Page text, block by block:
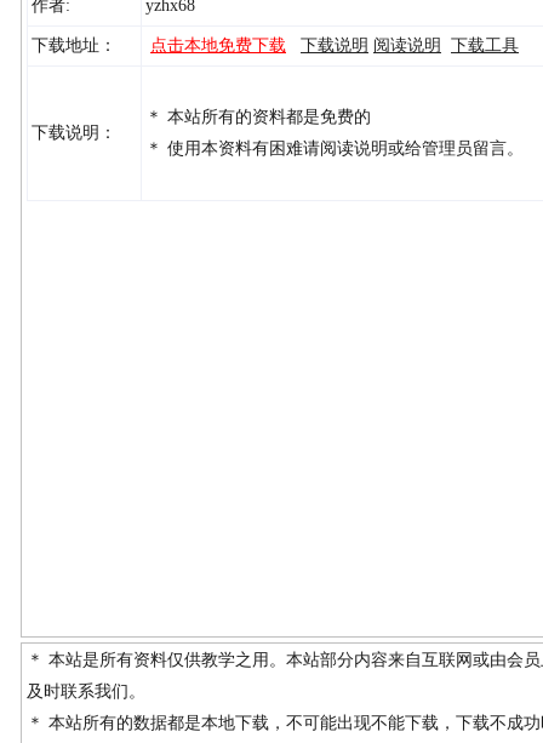
作者: yzhx68
下载地址： 点击本地免费下载 下载说明 阅读说明 下载工具
下载说明：
＊ 本站所有的资料都是免费的
＊ 使用本资料有困难请阅读说明或给管理员留言。
＊ 本站是所有资料仅供教学之用。本站部分内容来自互联网或由会
及时联系我们。
＊ 本站所有的数据都是本地下载，不可能出现不能下载，下载不成